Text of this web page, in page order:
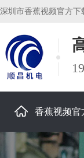
深圳市香蕉视频官方下载电
香蕉视频官
关于香蕉视频